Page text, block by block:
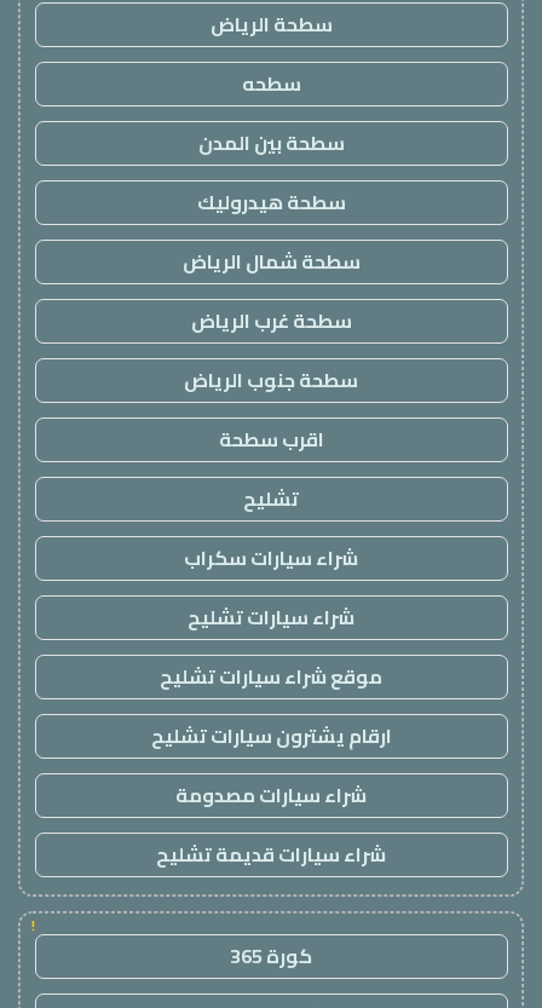
سطحة الرياض
سطحه
سطحة بين المدن
سطحة هيدروليك
سطحة شمال الرياض
سطحة غرب الرياض
سطحة جنوب الرياض
اقرب سطحة
تشليح
شراء سيارات سكراب
شراء سيارات تشليح
موقع شراء سيارات تشليح
ارقام يشترون سيارات تشليح
شراء سيارات مصدومة
شراء سيارات قديمة تشليح
!
كورة 365